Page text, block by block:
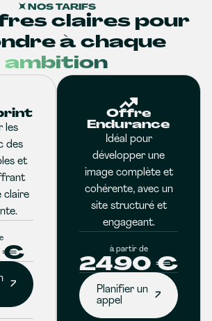
NOS TARIFS
claires pour
à chaque
ambition
les
des
et
claire
€
Offre
Endurance
Idéal pour
développer une
image complète et
cohérente, avec un
site structuré et
engageant.
à partir de
2490 €
Planifier un
appel